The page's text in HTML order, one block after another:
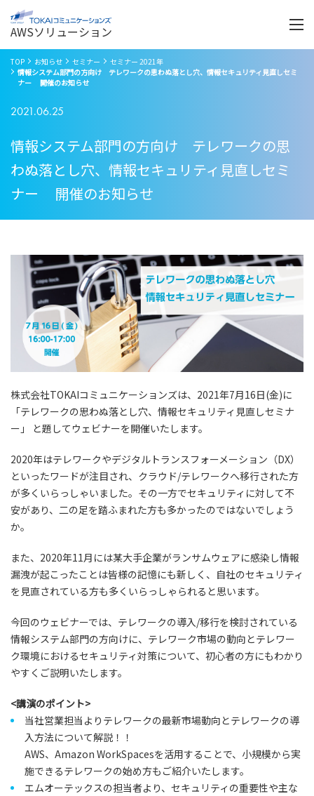
AWSソリューション
く
TOP お知らせ セミナー
セミナー 2021年
情報システム部門の方向け テレワークの思わぬ落とし穴、情報セキュリティ見直しセミ
ナー 開催のお知らせ
2021.06.25
情報システム部門の方向け テレワークの思
わぬ落とし穴、情報セキュリティ見直しセミ
ナー 開催のお知らせ
株式会社TOKAIコミュニケーションズは、2021年7月16日(金)に
「テレワークの思わぬ落とし穴、情報セキュリティ見直しセミナ
ー」 と題してウェビナーを開催いたします。
2020年はテレワークやデジタルトランスフォーメーション（DX）
といったワードが注目され、クラウド/テレワークへ移行された方
が多くいらっしゃいました。その一方でセキュリティに対して不
安があり、二の足を踏ふまれた方も多かったのではないでしょう
か。
また、2020年11月には某大手企業がランサムウェアに感染し情報
漏洩が起こったことは皆様の記憶にも新しく、自社のセキュリティ
を見直されている方も多くいらっしゃられると思います。
今回のウェビナーでは、テレワークの導入/移行を検討されている
情報システム部門の方向けに、テレワーク市場の動向とテレワー
ク環境におけるセキュリティ対策について、初心者の方にもわかり
やすくご説明いたします。
<講演のポイント>
当社営業担当よりテレワークの最新市場動向とテレワークの導
入方法について解説！！
AWS、Amazon WorkSpacesを活用することで、小規模から実
施できるテレワークの始め方もご紹介いたします。
エムオーテックスの担当者より、セキュリティの重要性や主な